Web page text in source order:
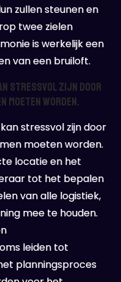
zullen steunen en
twee zielen
is werkelijk een
van een bruiloft.
stressvol zijn door
moeten worden.
stressvol zijn door
moeten worden.
locatie en het
tot het bepalen
van alle logistiek,
mee te houden.
leiden tot
planningsproces